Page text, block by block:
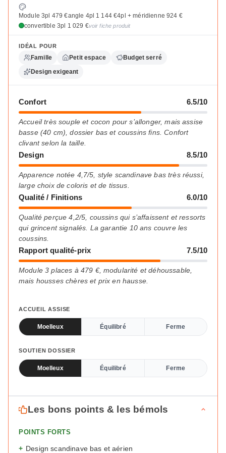
Module 3pl 479 €angle 4pl 1 144 €4pl + méridienne 924 €
convertible 3pl 1 029 €voir fiche produit
IDÉAL POUR
Famille Petit espace
Budget serré
Design exigeant
Confort 6.5/10
Accueil très souple et cocon pour s’allonger, mais assise
basse (40 cm), dossier bas et coussins fins. Confort
clivant selon la taille.
Design 8.5/10
Apparence notée 4,7/5, style scandinave bas très réussi,
large choix de coloris et de tissus.
Qualité / Finitions 6.0/10
Qualité perçue 4,2/5, coussins qui s’affaissent et ressorts
qui grincent signalés. La garantie 10 ans couvre les
coussins.
Rapport qualité-prix 7.5/10
Module 3 places à 479 €, modularité et déhoussable,
mais housses chères et prix en hausse.
ACCUEIL ASSISE
Moelleux Équilibré Ferme
SOUTIEN DOSSIER
Moelleux Équilibré Ferme
Les bons points & les bémols
POINTS FORTS
+ Design scandinave bas et aérien